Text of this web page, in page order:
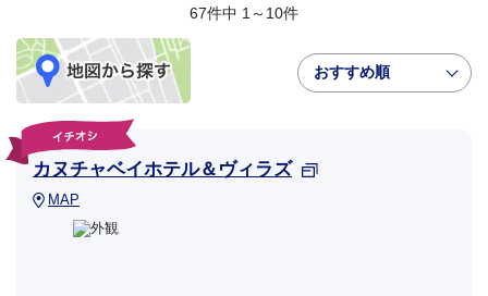
67件中 1～10件
おすすめ順
カヌチャベイホテル＆ヴィラズ
MAP